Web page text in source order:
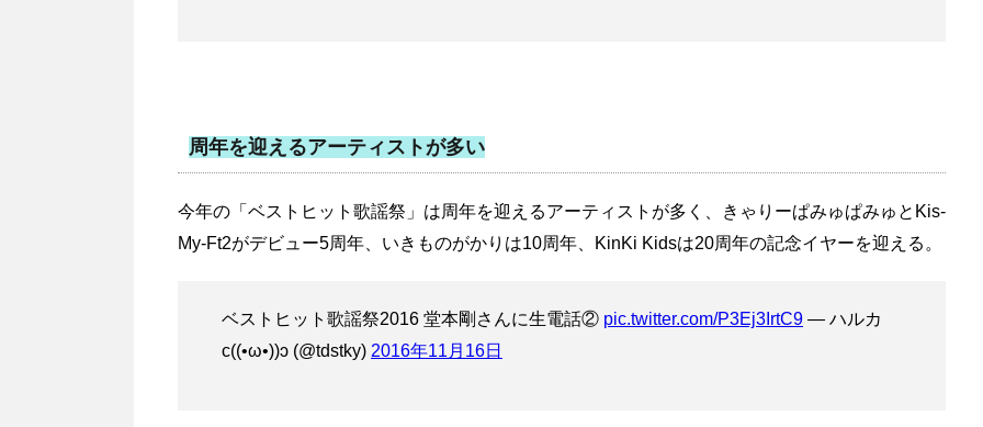
周年を迎えるアーティストが多い
今年の「ベストヒット歌謡祭」は周年を迎えるアーティストが多く、きゃりーぱみゅぱみゅとKis-
My-Ft2がデビュー5周年、いきものがかりは10周年、KinKi Kidsは20周年の記念イヤーを迎える。
ベストヒット歌謡祭2016 堂本剛さんに生電話② pic.twitter.com/P3Ej3IrtC9 — ハルカ
c((•ω•))ɔ (@tdstky) 2016年11月16日